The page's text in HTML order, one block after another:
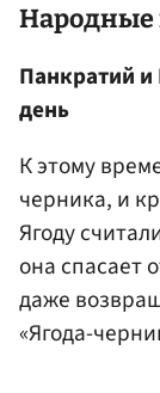
Народные
Панкратий
день
К этому
черника, и
Ягоду
она спасает
даже
«Ягода-